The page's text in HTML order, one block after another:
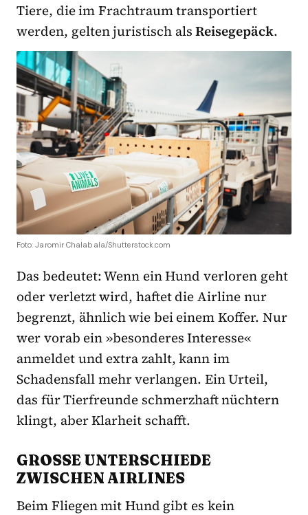
Tiere, die im Frachtraum transportiert
werden, gelten juristisch alsReisegepäck.
Foto: Jaromir Chalabala/Shutterstock.com
Das bedeutet: Wenn ein Hund verloren geht
oder verletzt wird, haftet die Airline nur
begrenzt, ähnlich wie bei einem Koffer. Nur
wer vorab ein »besonderes Interesse«
anmeldet und extra zahlt, kann im
Schadensfall mehr verlangen. Ein Urteil,
das für Tierfreunde schmerzhaft nüchtern
klingt, aber Klarheit schafft.
GROSSE UNTERSCHIEDE Z
WISCHEN AIRLINES
Beim Fliegen mit Hund gibt es kein